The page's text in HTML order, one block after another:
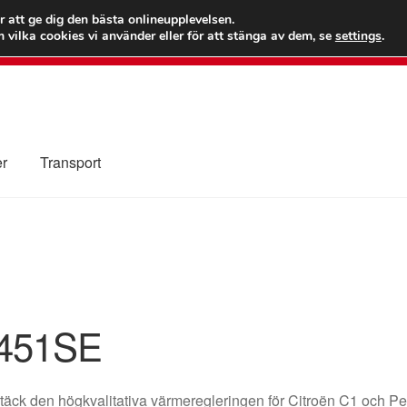
kr
Ring
Transport
den högkvalitativa värmeregleringen för Citroën C1 och
att ge dig den bästa onlineupplevelsen.
vilka cookies vi använder eller för att stänga av dem, se settings.